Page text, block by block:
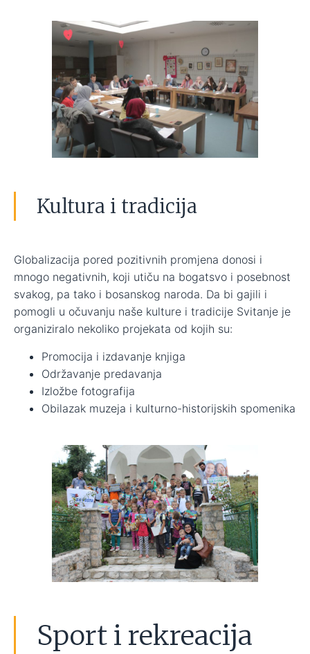
Kultura i tradicija
Globalizacija pored pozitivnih promjena donosi i
mnogo negativnih, koji utiču na bogatsvo i posebnost
svakog, pa tako i bosanskog naroda. Da bi gajili i
pomogli u očuvanju naše kulture i tradicije Svitanje je
organiziralo nekoliko projekata od kojih su:
Promocija i izdavanje knjiga
Održavanje predavanja
Izložbe fotografija
Obilazak muzeja i kulturno-historijskih spomenika
Sport i rekreacija